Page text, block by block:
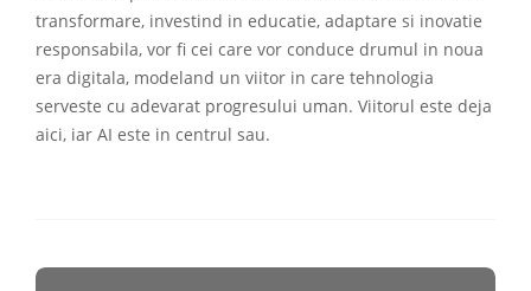
transformare, investind in educatie, adaptare si inovatie
responsabila, vor fi cei care vor conduce drumul in noua
era digitala, modeland un viitor in care tehnologia
serveste cu adevarat progresului uman. Viitorul este deja
aici, iar AI este in centrul sau.